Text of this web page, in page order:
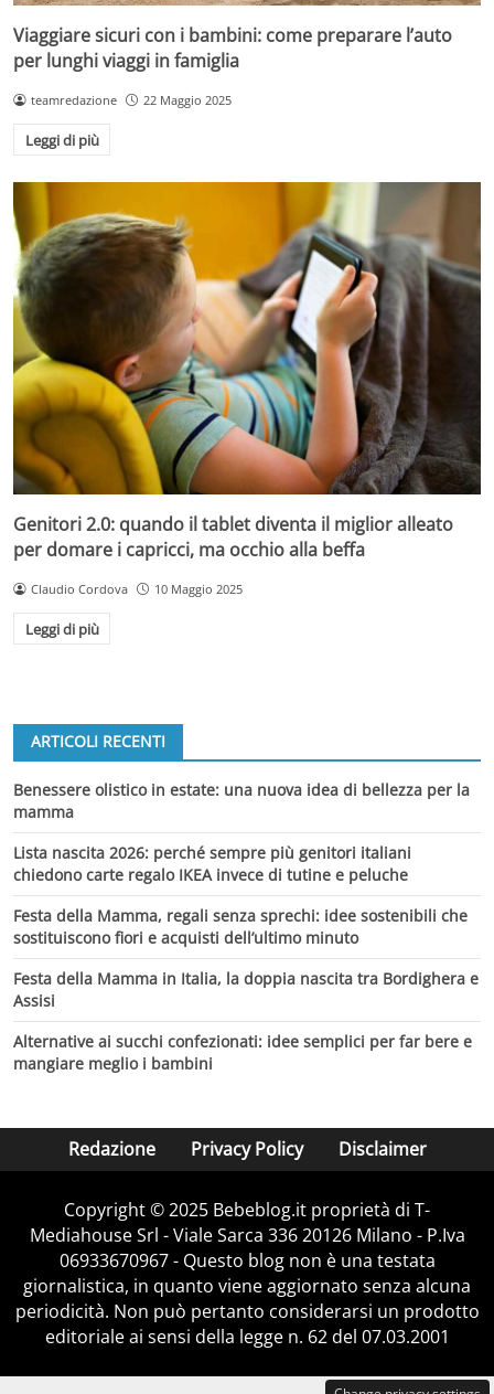
Viaggiare sicuri con i bambini: come preparare l’auto
per lunghi viaggi in famiglia
teamredazione 22 Maggio 2025
Leggi di più
Genitori 2.0: quando il tablet diventa il miglior alleato
per domare i capricci, ma occhio alla beffa
Claudio Cordova 10 Maggio 2025
Leggi di più
ARTICOLI RECENTI
Benessere olistico in estate: una nuova idea di bellezza per la
mamma
Lista nascita 2026: perché sempre più genitori italiani
chiedono carte regalo IKEA invece di tutine e peluche
Festa della Mamma, regali senza sprechi: idee sostenibili che
sostituiscono fiori e acquisti dell’ultimo minuto
Festa della Mamma in Italia, la doppia nascita tra Bordighera e
Assisi
Alternative ai succhi confezionati: idee semplici per far bere e
mangiare meglio i bambini
Redazione Privacy Policy Disclaimer
Copyright © 2025 Bebeblog.it proprietà di T-
Mediahouse Srl - Viale Sarca 336 20126 Milano - P.Iva
06933670967 - Questo blog non è una testata
giornalistica, in quanto viene aggiornato senza alcuna
periodicità. Non può pertanto considerarsi un prodotto
editoriale ai sensi della legge n. 62 del 07.03.2001